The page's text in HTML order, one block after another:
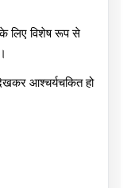
लिए विशेष रूप से
आश्चर्यचकित हो